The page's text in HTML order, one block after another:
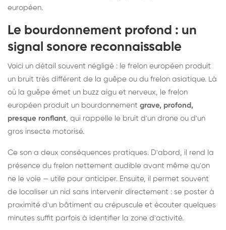
européen.
Le bourdonnement profond : un
signal sonore reconnaissable
Voici un détail souvent négligé : le frelon européen produit
un bruit très différent de la guêpe ou du frelon asiatique. Là
où la guêpe émet un buzz aigu et nerveux, le frelon
européen produit un bourdonnement grave, profond,
presque ronflant, qui rappelle le bruit d'un drone ou d'un
gros insecte motorisé.
Ce son a deux conséquences pratiques. D'abord, il rend la
présence du frelon nettement audible avant même qu'on
ne le voie — utile pour anticiper. Ensuite, il permet souvent
de localiser un nid sans intervenir directement : se poster à
proximité d'un bâtiment au crépuscule et écouter quelques
minutes suffit parfois à identifier la zone d'activité.